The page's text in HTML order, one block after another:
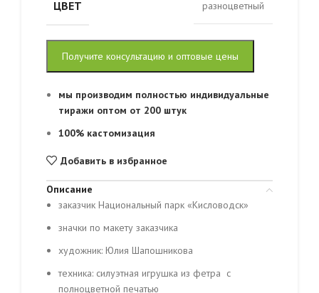
ЦВЕТ разноцветный
Получите консультацию и оптовые цены
мы производим полностью индивидуальные
тиражи оптом от 200 штук
100% кастомизация
Добавить в избранное
Описание
заказчик Национальный парк «Кисловодск»
значки по макету заказчика
художник: Юлия Шапошникова
техника: силуэтная игрушка из фетра с
полноцветной печатью